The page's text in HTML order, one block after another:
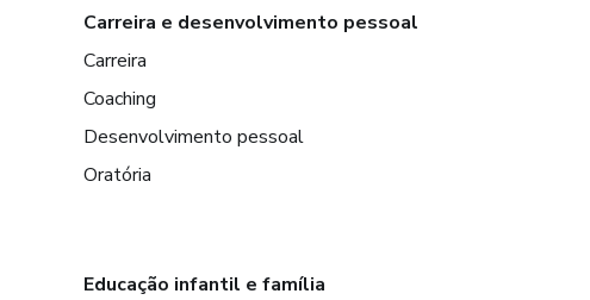
Carreira e desenvolvimento pessoal
Carreira
Coaching
Desenvolvimento pessoal
Oratória
Educação infantil e família